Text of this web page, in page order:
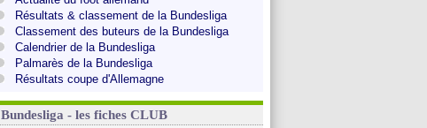
Résultats & classement de la Bundesliga
Classement des buteurs de la Bundesliga
Calendrier de la Bundesliga
Palmarès de la Bundesliga
Résultats coupe d'Allemagne
Bundesliga - les fiches CLUB